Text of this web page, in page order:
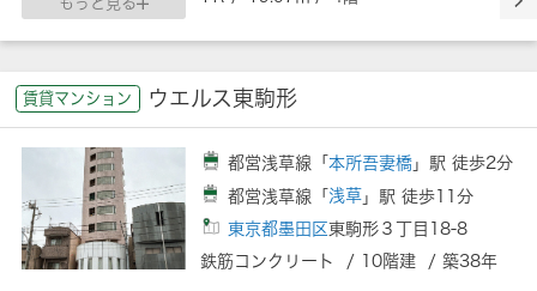
賃貸マンション ウエルス東駒形
都営浅草線「 本所吾妻橋 」駅 徒歩2分
都営浅草線「 浅草 」駅 徒歩11分
東京都墨田区東駒形３丁目18-8
鉄筋コンクリート / 10階建 / 築38年